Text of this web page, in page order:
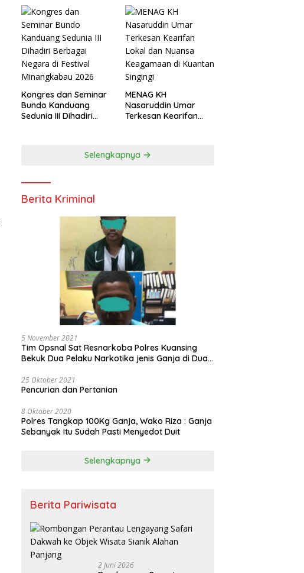
Kongres dan Seminar
Bundo Kanduang
Sedunia III Dihadiri
MENAG KH
Nasaruddin Umar
Terkesan Kearifan
Selengkapnya
Berita Kriminal
5 November 2021
Tim Opsnal Sat Resnarkoba Polres Kuansing
Bekuk Dua Pelaku Narkotika jenis Ganja di Dua
25 Oktober 2021
Pencurian dan Pertanian
8 Oktober 2020
Polres Tangkap 100Kg Ganja, Wako Riza : Ganja
Sebanyak Itu Sudah Pasti Menyedot Duit
Selengkapnya
Berita Pariwisata
2 Juni 2026